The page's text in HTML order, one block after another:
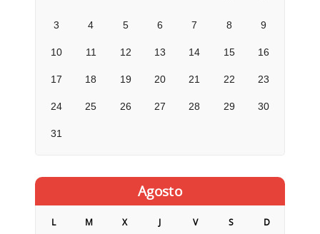
3 4 5 6 7 8 9
10 11 12 13 14 15 16
17 18 19 20 21 22 23
24 25 26 27 28 29 30
31
Agosto
L M X J V S D